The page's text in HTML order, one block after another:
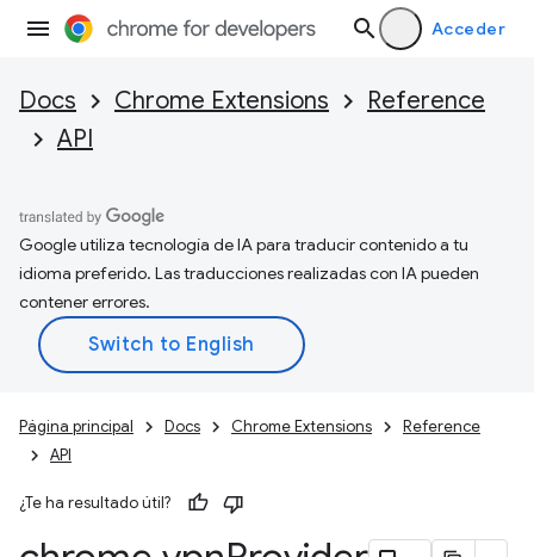
Acceder
Docs Chrome Extensions
Reference
API
Google utiliza tecnología de IA para traducir contenido a tu
idioma preferido. Las traducciones realizadas con IA pueden
contener errores.
Página principal Docs Chrome Extensions
Reference
API
¿Te ha resultado útil?